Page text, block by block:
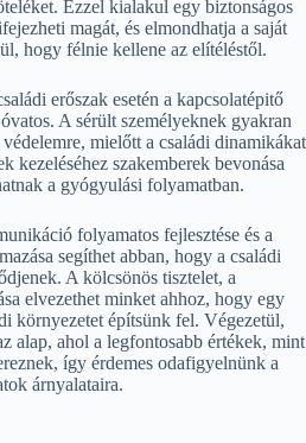
Ezzel kialakul egy biztonságos
magát, és elmondhatja a saját
hogy félnie kellene az elítéléstől.
erőszak esetén a kapcsolatépitő
A sérült személyeknek gyakran
mielőtt a családi dinamikákat
kezeléséhez szakemberek bevonása
a gyógyulási folyamatban.
folyamatos fejlesztése és a
segíthet abban, hogy a családi
A kölcsönös tisztelet, a
elvezethet minket ahhoz, hogy egy
környezetet építsünk fel. Végezetül,
alap, ahol a legfontosabb értékek, mint
így érdemes odafigyelnünk a
árnyalataira.